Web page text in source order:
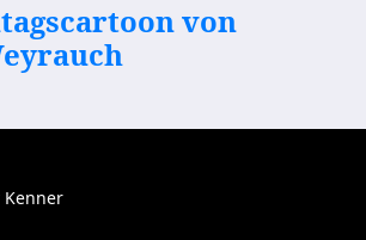
von
Kenner